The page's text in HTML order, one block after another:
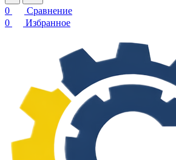
0
Сравнение
0
Избранное